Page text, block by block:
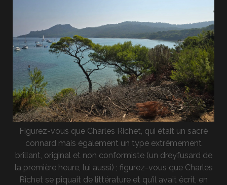
Figurez-vous que Charles Richet, qui était un sacré
connard mais également un type extrêmement
brillant, original et non conformiste (un dreyfusard de
la première heure, lui aussi) ; figurez-vous que Charles
Richet se piquait de littérature et qu’il avait écrit, en